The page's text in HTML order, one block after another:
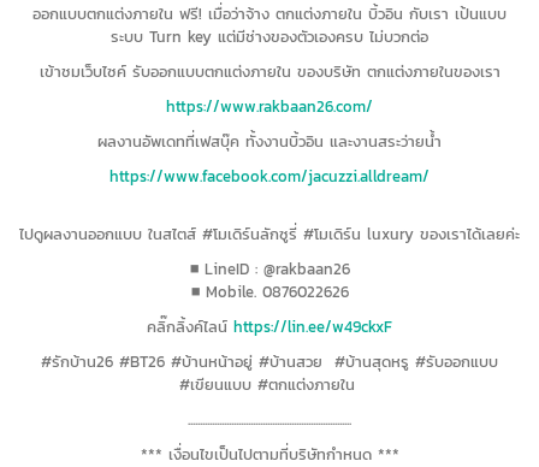
ออกแบบตกแต่งภายใน ฟรี! เมื่อว่าจ้าง ตกแต่งภายใน บิ้วอิน กับเรา เป้นแบบ
ระบบ Turn key แต่มีช่างของตัวเองครบ ไม่บวกต่อ
เข้าชมเว็บไซค์ รับออกแบบตกแต่งภายใน ของบริษัท ตกแต่งภายในของเรา
https://www.rakbaan26.com/
ผลงานอัพเดทที่เฟสบุ๊ค ทั้งงานบิ้วอิน และงานสระว่ายน้ำ
https://www.facebook.com/jacuzzi.alldream/
ไปดูผลงานออกแบบ ในสไตส์ #โมเดิร์นลักซูรี่ #โมเดิร์น luxury ของเราได้เลยค่ะ
■ LineID : @rakbaan26
■ Mobile. 0876022626
คลิ๊กลิ้งค์ไลน์ https://lin.ee/w49ckxF
#รักบ้าน26 #BT26 #บ้านหน้าอยู่ #บ้านสวย #บ้านสุดหรู #รับออกแบบ
#เขียนแบบ #ตกแต่งภายใน
....................................................................
*** เงื่อนไขเป็นไปตามที่บริษัทกำหนด ***